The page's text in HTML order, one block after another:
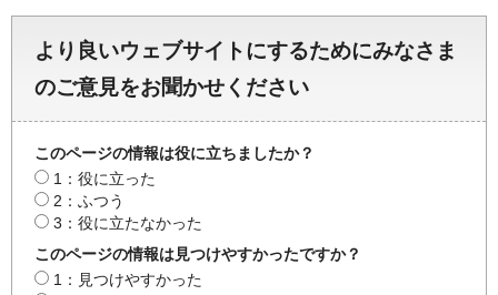
より良いウェブサイトにするためにみなさま
のご意見をお聞かせください
このページの情報は役に立ちましたか？
1：役に立った
2：ふつう
3：役に立たなかった
このページの情報は見つけやすかったですか？
1：見つけやすかった